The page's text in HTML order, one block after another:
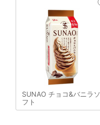
SUNAO チョコ&バニラソ
フト